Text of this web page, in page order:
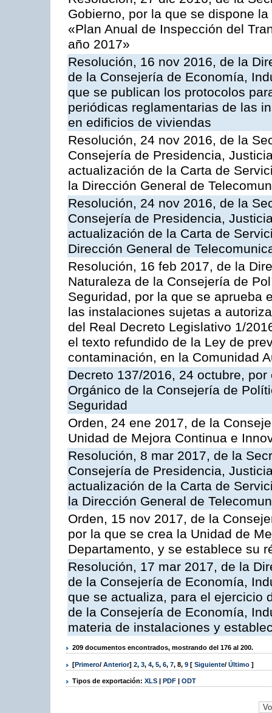
Gobierno, por la que se dispone
«Plan Anual de Inspección del
año 2017»
Resolución, 16 nov 2016, de la
de la Consejería de Economía,
que se publican los protocolos
periódicas reglamentarias de las
en edificios de viviendas
Resolución, 24 nov 2016, de la
Consejería de Presidencia,
actualización de la Carta de
la Dirección General de
Resolución, 24 nov 2016, de la
Consejería de Presidencia,
actualización de la Carta de
Dirección General de
Resolución, 16 feb 2017, de la
Naturaleza de la Consejería de
Seguridad, por la que se aprueba
las instalaciones sujetas a
del Real Decreto Legislativo 1/
el texto refundido de la Ley de
contaminación, en la Comunidad
Decreto 137/2016, 24 octubre,
Orgánico de la Consejería de
Seguridad
Orden, 24 ene 2017, de la
Unidad de Mejora Continua e
Resolución, 8 mar 2017, de la
Consejería de Presidencia,
actualización de la Carta de
la Dirección General de
Orden, 15 nov 2017, de la
por la que se crea la Unidad de
Departamento, y se establece su
Resolución, 17 mar 2017, de la
de la Consejería de Economía,
que se actualiza, para el ejercicio
de la Consejería de Economía,
materia de instalaciones y
209 documentos encontrados, mostrando del 176 al 200.
[Primero/ Anterior] 2, 3, 4, 5, 6, 7, 8, 9 [ Siguiente/ Último ]
Tipos de exportación: XLS | PDF | ODT